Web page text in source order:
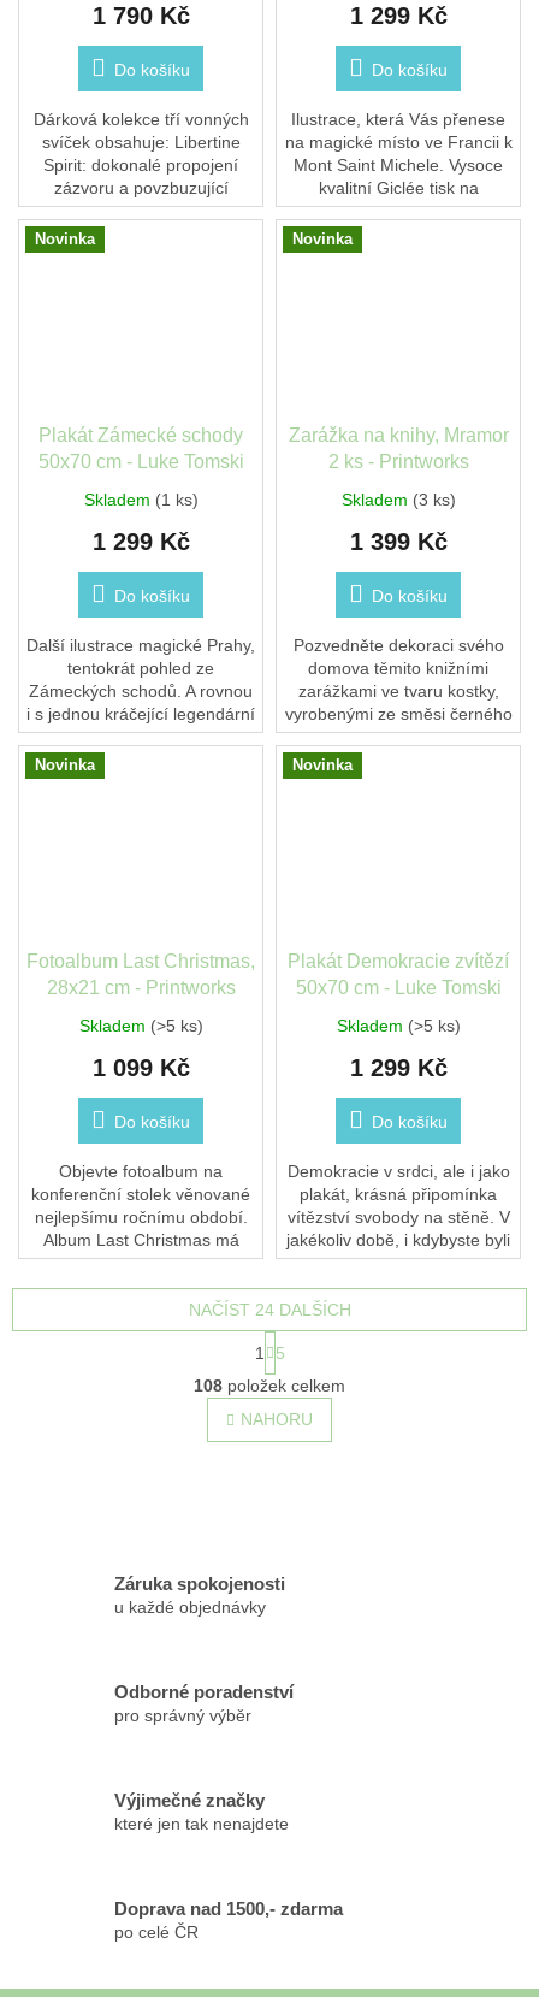
1 790 Kč
Do košíku
Dárková kolekce tří vonných
svíček obsahuje: Libertine
Spirit: dokonalé propojení
zázvoru a povzbuzující
citronové trávy. Shadow
Dance: plný šťavnatých fíků,
bergamotu,...
1 299 Kč
Do košíku
Ilustrace, která Vás přenese
na magické místo ve Francii k
Mont Saint Michele. Vysoce
kvalitní Giclée tisk na
litografickém papíře. Plakát je
balen v dárkovém tubuse a...
Novinka
Plakát Zámecké schody
50x70 cm - Luke Tomski
Skladem (1 ks)
1 299 Kč
Do košíku
Další ilustrace magické Prahy,
tentokrát pohled ze
Zámeckých schodů. A rovnou
i s jednou kráčející legendární
postavou. Vysoce kvalitní
Giclée tisk na litografickém...
Novinka
Zarážka na knihy, Mramor
2 ks - Printworks
Skladem (3 ks)
1 399 Kč
Do košíku
Pozvedněte dekoraci svého
domova těmito knižními
zarážkami ve tvaru kostky,
vyrobenými ze směsi černého
a bílého mramoru. Tyto knižní
zarážky z přírodního kamene
nejenže udržují...
Novinka
Fotoalbum Last Christmas,
28x21 cm - Printworks
Skladem (>5 ks)
1 099 Kč
Do košíku
Objevte fotoalbum na
konferenční stolek věnované
nejlepšímu ročnímu období.
Album Last Christmas má
krásný látkový obal v tmavě
modré barvě se zlatým
fóliovým textem. na každou...
Novinka
Plakát Demokracie zvítězí
50x70 cm - Luke Tomski
Skladem (>5 ks)
1 299 Kč
Do košíku
Demokracie v srdci, ale i jako
plakát, krásná připomínka
vítězství svobody na stěně. V
jakékoliv době, i kdybyste byli
poslední demokraticky
smýšlející člověk na zemi, je
O
v
l
á
r
ý
NAČÍST 24 DALŠÍCH
t
r
á
n
k
1
5
108 položek celkem
NAHORU
Záruka spokojenosti
u každé objednávky
Odborné poradenství
pro správný výběr
Výjimečné značky
které jen tak nenajdete
Doprava nad 1500,- zdarma
po celé ČR